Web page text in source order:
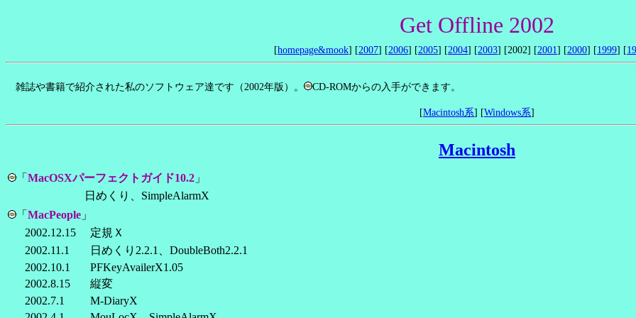
Get Offline 2002
[homepage&mook] [2007] [2006] [2005] [2004] [2003] [2002] [2001] [2000] [1999] [
雑誌や書籍で紹介された私のソフトウェア達です（2002年版）。 CD-ROMからの入手ができます。
[Macintosh系] [Windows系]
Macintosh
「 MacOSXパーフェクトガイド10.2 」
日めくり、SimpleAlarmX
「 MacPeople 」
2002.12.15
定規Ｘ
2002.11.1
日めくり2.2.1、DoubleBoth2.2.1
2002.10.1
PFKeyAvailerX1.05
2002.8.15
縦変
2002.7.1
M-DiaryX